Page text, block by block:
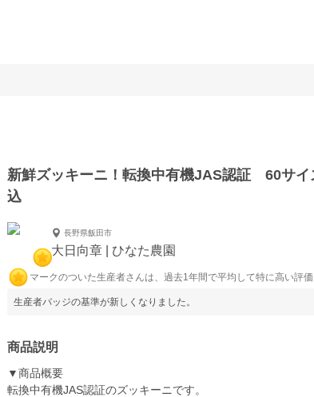
新鮮ズッキーニ！転換中有機JAS認証 60サイ
込
長野県飯田市
大日向章 | ひなた農園
マークのついた生産者さんは、過去1年間で平均して特に高い評価
生産者バッジの基準が新しくなりました。
商品説明
▼商品概要
転換中有機JAS認証のズッキーニです。